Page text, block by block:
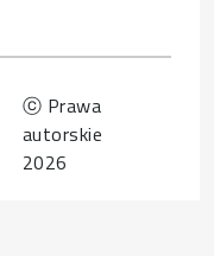
ⓒ Prawa
autorskie
2026